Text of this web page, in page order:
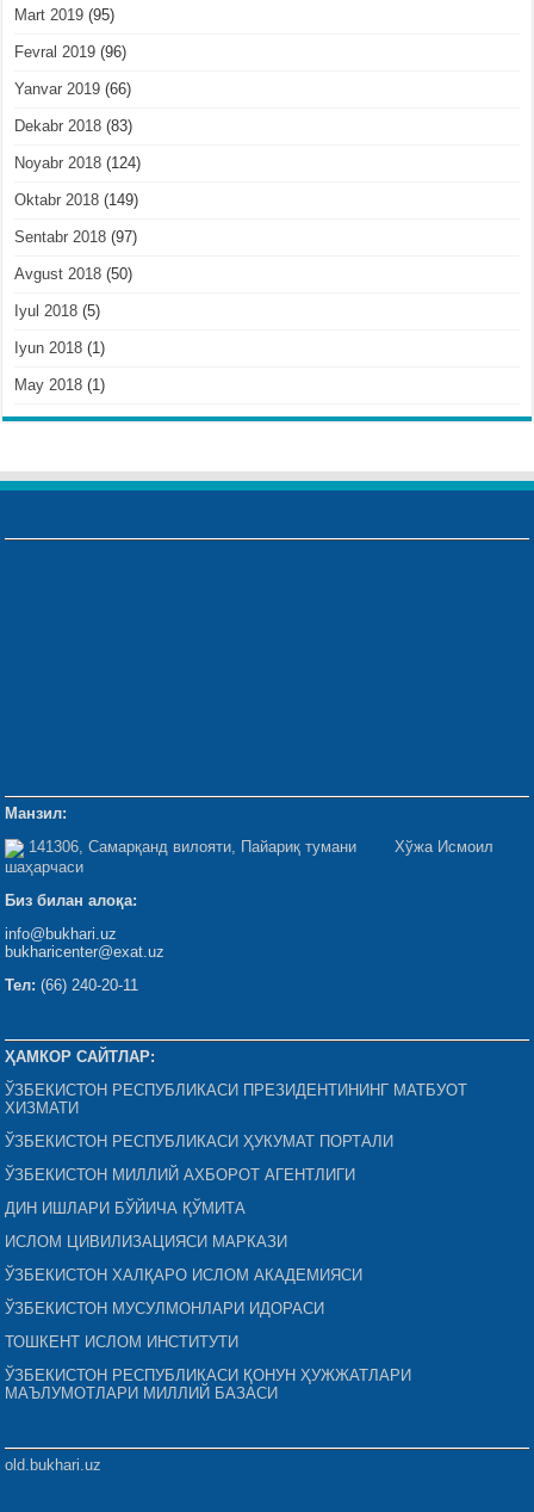
Mart 2019 (95)
Fevral 2019 (96)
Yanvar 2019 (66)
Dekabr 2018 (83)
Noyabr 2018 (124)
Oktabr 2018 (149)
Sentabr 2018 (97)
Avgust 2018 (50)
Iyul 2018 (5)
Iyun 2018 (1)
May 2018 (1)
Манзил:
141306, Самарқанд вилояти, Пайариқ тумани Хўжа Исмоил
шаҳарчаси
Биз билан алоқа:
info@bukhari.uz
bukharicenter@exat.uz
Тел: (66) 240-20-11
ҲАМКОР САЙТЛАР:
ЎЗБЕКИСТОН РЕСПУБЛИКАСИ ПРЕЗИДЕНТИНИНГ МАТБУОТ
ХИЗМАТИ
ЎЗБЕКИСТОН РЕСПУБЛИКАСИ ҲУКУМАТ ПОРТАЛИ
ЎЗБЕКИСТОН МИЛЛИЙ АХБОРОТ АГЕНТЛИГИ
ДИН ИШЛАРИ БЎЙИЧА ҚЎМИТА
ИСЛОМ ЦИВИЛИЗАЦИЯСИ МАРКАЗИ
ЎЗБЕКИСТОН ХАЛҚАРО ИСЛОМ АКАДЕМИЯСИ
ЎЗБЕКИСТОН МУСУЛМОНЛАРИ ИДОРАСИ
ТОШКЕНТ ИСЛОМ ИНСТИТУТИ
ЎЗБЕКИСТОН РЕСПУБЛИКАСИ ҚОНУН ҲУЖЖАТЛАРИ
МАЪЛУМОТЛАРИ МИЛЛИЙ БАЗАСИ
old.bukhari.uz